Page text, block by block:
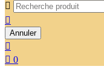


Annuler

 0